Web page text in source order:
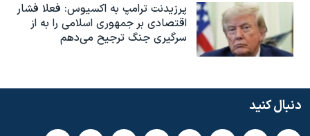
پرزیدنت ترامپ به اکسیوس: فعلا فشار
اقتصادی بر جمهوری اسلامی را به از
سرگیری جنگ ترجیح می‌دهم
دنبال کنید